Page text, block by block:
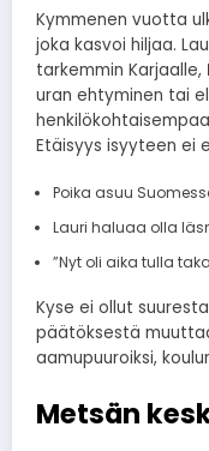
Kymmenen vuotta
joka kasvoi hiljaa.
tarkemmin Karjaalle,
uran ehtyminen tai
Etäisyys isyyteen ei
Poika asuu
Lauri haluaa olla
”Nyt oli aika tulla
Kyse ei ollut
päätöksestä
aamupuuroiksi,
Metsän